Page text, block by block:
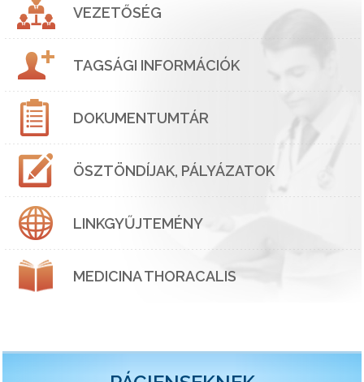
VEZETŐSÉG
TAGSÁGI INFORMÁCIÓK
DOKUMENTUMTÁR
ÖSZTÖNDÍJAK, PÁLYÁZATOK
LINKGYŰJTEMÉNY
MEDICINA THORACALIS